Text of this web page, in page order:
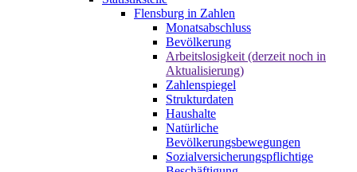
Flensburg in Zahlen
Monatsabschluss
Bevölkerung
Arbeitslosigkeit (derzeit noch in
Aktualisierung)
Zahlenspiegel
Strukturdaten
Haushalte
Natürliche
Bevölkerungsbewegungen
Sozialversicherungspflichtige